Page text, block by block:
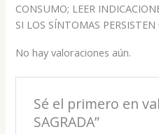
CONSUMO; LEER
SI LOS SÍNTOMAS
No hay valoraciones aún.
Sé el primero en
SAGRADA”